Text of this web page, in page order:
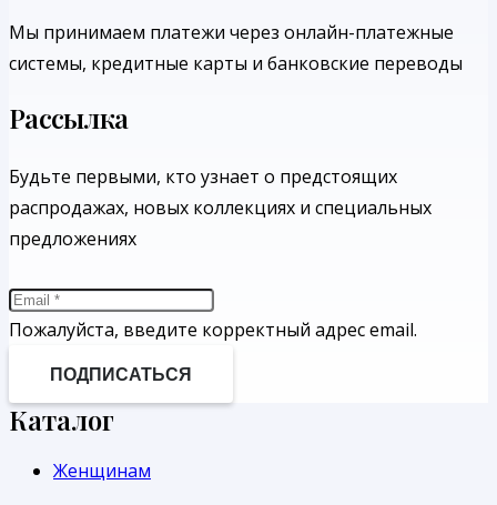
Мы принимаем платежи через онлайн-платежные
системы, кредитные карты и банковские переводы
Рассылка
Будьте первыми, кто узнает о предстоящих
распродажах, новых коллекциях и специальных
предложениях
Пожалуйста, введите корректный адрес email.
ПОДПИСАТЬСЯ
Каталог
Женщинам